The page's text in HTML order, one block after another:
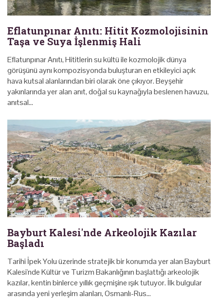
Eflatunpınar Anıtı: Hitit Kozmolojisinin
Taşa ve Suya İşlenmiş Hali
Eflatunpınar Anıtı, Hititlerin su kültü ile kozmolojik dünya
görüşünü aynı kompozisyonda buluşturan en etkileyici açık
hava kutsal alanlarından biri olarak öne çıkıyor. Beyşehir
yakınlarında yer alan anıt, doğal su kaynağıyla beslenen havuzu,
anıtsal…
Bayburt Kalesi'nde Arkeolojik Kazılar
Başladı
Tarihi İpek Yolu üzerinde stratejik bir konumda yer alan Bayburt
Kalesi'nde Kültür ve Turizm Bakanlığının başlattığı arkeolojik
kazılar, kentin binlerce yıllık geçmişine ışık tutuyor. İlk bulgular
arasında yeni yerleşim alanları, Osmanlı-Rus…